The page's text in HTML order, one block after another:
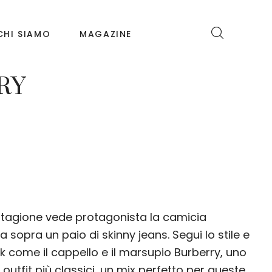
SIAMO MAGAZINE
vede protagonista la camicia
sopra un paio di skinny jeans. Segui lo stile e
il cappello e il marsupio Burberry, uno